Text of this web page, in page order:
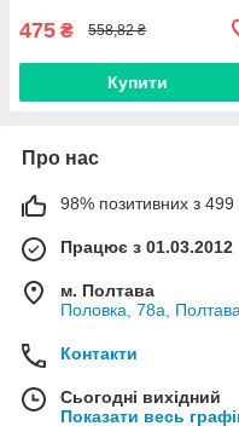
475 ₴ 558,82 ₴
Купити
Про нас
98% позитивних з 499
Працює з 01.03.2012
м. Полтава
Половка, 78а,
Контакти
Сьогодні вихідний
Показати весь